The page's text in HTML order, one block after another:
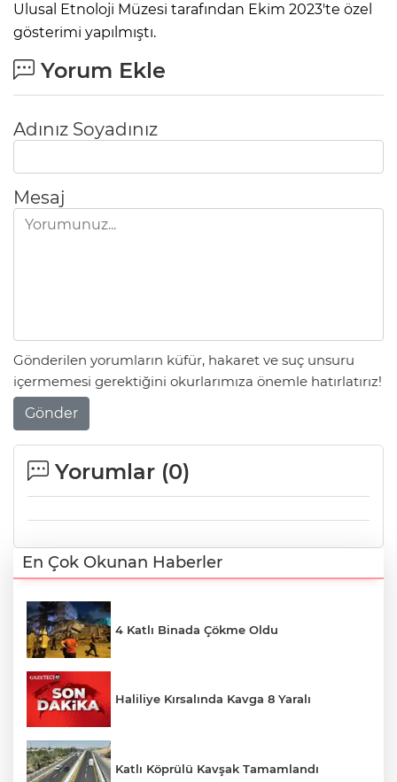
Ulusal Etnoloji Müzesi tarafından Ekim 2023'te özel
gösterimi yapılmıştı.
Yorum Ekle
Adınız Soyadınız
Mesaj
Gönderilen yorumların küfür, hakaret ve suç unsuru
içermemesi gerektiğini okurlarımıza önemle hatırlatırız!
Gönder
Yorumlar (0)
En Çok Okunan Haberler
4 Katlı Binada Çökme Oldu
Haliliye Kırsalında Kavga 8 Yaralı
Katlı Köprülü Kavşak Tamamlandı